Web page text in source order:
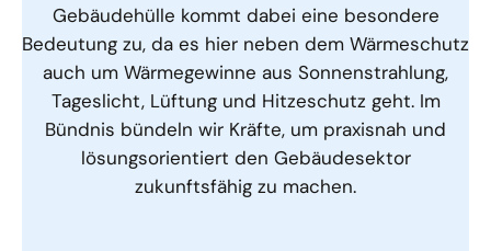
Gebäudehülle kommt dabei eine besondere
Bedeutung zu, da es hier neben dem Wärmeschutz
auch um Wärmegewinne aus Sonnenstrahlung,
Tageslicht, Lüftung und Hitzeschutz geht. Im
Bündnis bündeln wir Kräfte, um praxisnah und
lösungsorientiert den Gebäudesektor
zukunftsfähig zu machen.